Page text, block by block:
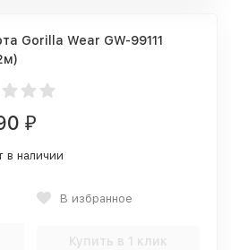
Gorilla Wear GW-99111
₽
в наличии
В избранное
Купить в 1 клик